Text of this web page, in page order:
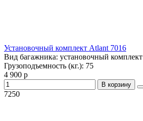
Установочный комплект Atlant 7016
Вид багажника: установочный комплект
Грузоподъемность (кг.): 75
4 900 р
В корзину
7250